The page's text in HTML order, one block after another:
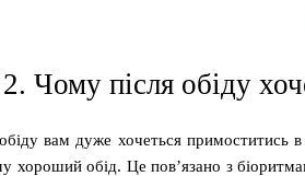
2. Чому після обіду
вам дуже хочеться примоститись
хороший обід. Це пов’язано з